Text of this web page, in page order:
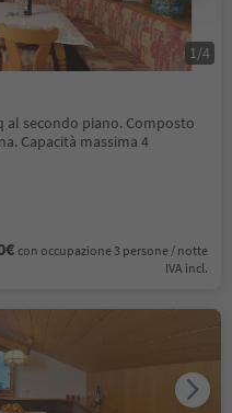
al secondo piano. Composto
Capacità massima 4
con occupazione 3 persone / notte
IVA incl.
1/4